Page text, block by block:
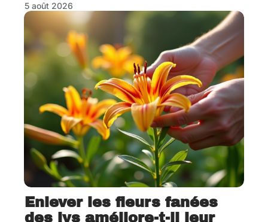
5 août 2026
Enlever les fleurs fanées
des lys améliore-t-il leur